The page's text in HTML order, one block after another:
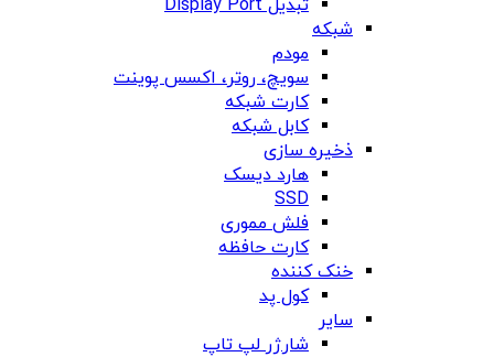
تبدیل Display Port
شبکه
مودم
سویچ، روتر، اکسس پوینت
کارت شبکه
کابل شبکه
ذخیره سازی
هارد دیسک
SSD
فلش مموری
کارت حافظه
خنک کننده
کول پد
سایر
شارژر لپ تاپ